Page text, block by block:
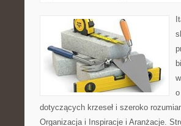
dotyczących krzeseł i szeroko
Organizacja i Inspiracje i Aranżacje.